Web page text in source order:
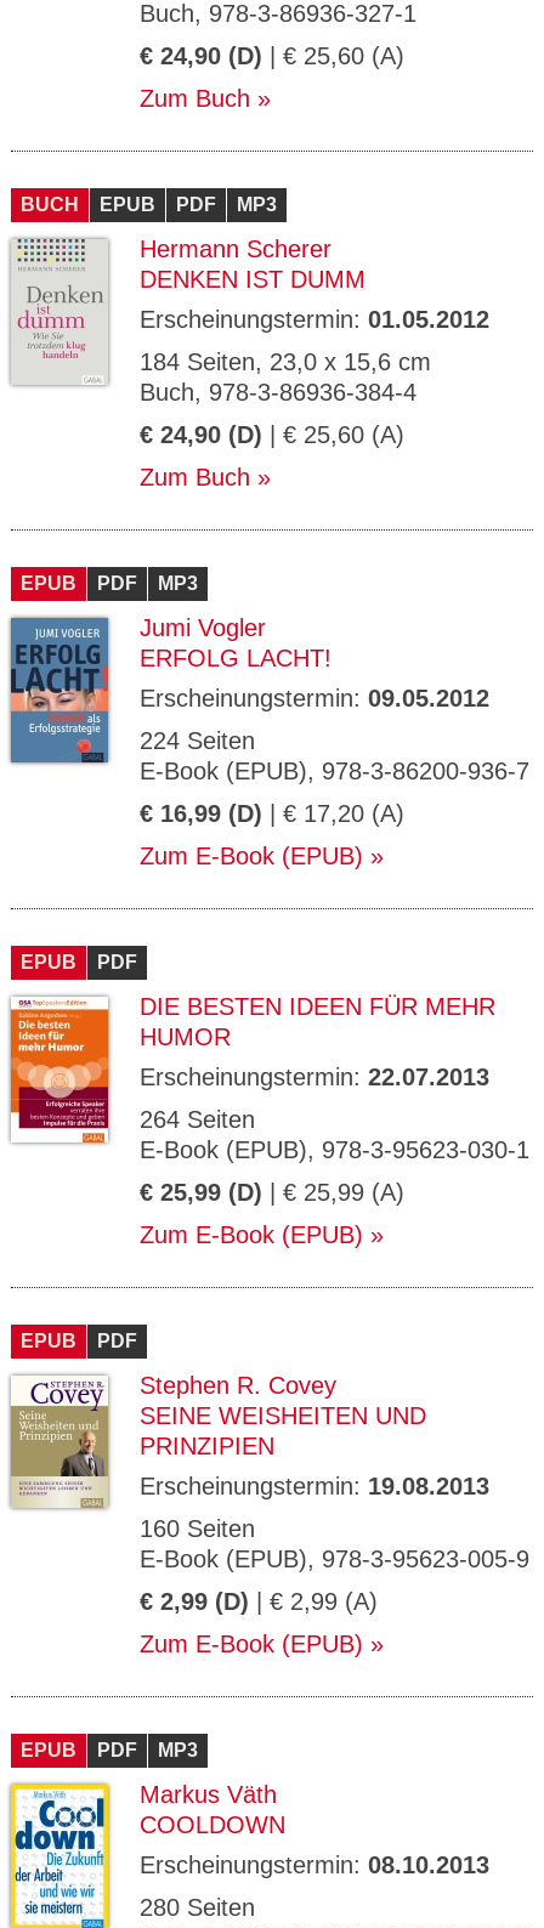
Buch, 978-3-86936-327-1
€ 24,90 (D) | € 25,60 (A)
Zum Buch
BUCH EPUB PDF MP3
Hermann Scherer
DENKEN IST DUMM
Erscheinungstermin: 01.05.2012
184 Seiten, 23,0 x 15,6 cm
Buch, 978-3-86936-384-4
€ 24,90 (D) | € 25,60 (A)
Zum Buch
EPUB PDF MP3
Jumi Vogler
ERFOLG LACHT!
Erscheinungstermin: 09.05.2012
224 Seiten
E-Book (EPUB), 978-3-86200-936-7
€ 16,99 (D) | € 17,20 (A)
Zum E-Book (EPUB)
EPUB PDF
DIE BESTEN IDEEN FÜR MEHR
HUMOR
Erscheinungstermin: 22.07.2013
264 Seiten
E-Book (EPUB), 978-3-95623-030-1
€ 25,99 (D) | € 25,99 (A)
Zum E-Book (EPUB)
EPUB PDF
Stephen R. Covey
SEINE WEISHEITEN UND
PRINZIPIEN
Erscheinungstermin: 19.08.2013
160 Seiten
E-Book (EPUB), 978-3-95623-005-9
€ 2,99 (D) | € 2,99 (A)
Zum E-Book (EPUB)
EPUB PDF MP3
Markus Väth
COOLDOWN
Erscheinungstermin: 08.10.2013
280 Seiten